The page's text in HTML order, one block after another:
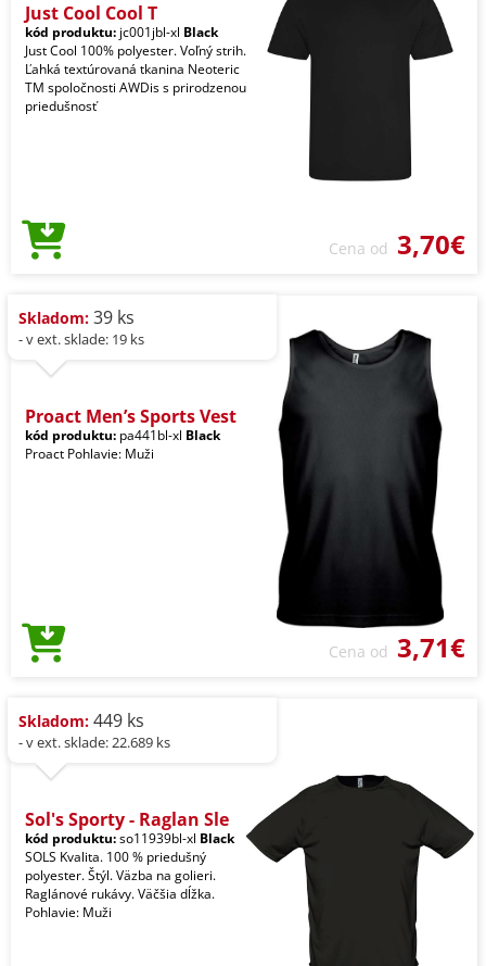
Just Cool Cool T
kód produktu: jc001jbl-xl Black
Just Cool 100% polyester. Voľný strih.
Ľahká textúrovaná tkanina Neoteric
TM spoločnosti AWDis s prirodzenou
priedušnosť
Cena od 3,70€
Skladom: 39 ks
- v ext. sklade: 19 ks
Proact Men’s Sports Vest
kód produktu: pa441bl-xl Black
Proact Pohlavie: Muži
Cena od 3,71€
Skladom: 449 ks
- v ext. sklade: 22.689 ks
Sol's Sporty - Raglan Sle
kód produktu:so11939bl-xl Black
SOLS Kvalita. 100 % priedušný
polyester. Štýl. Väzba na golieri.
Raglánové rukávy. Väčšia dĺžka.
Pohlavie: Muži